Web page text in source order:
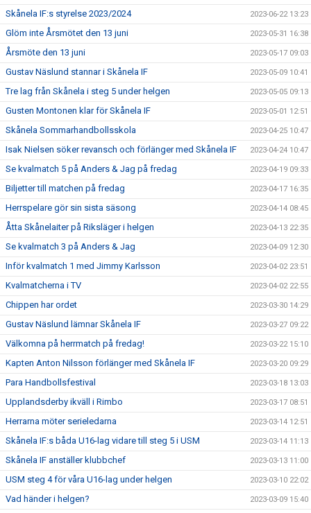
Skånela IF:s styrelse 2023/2024 2023-06-22 13:23
Glöm inte Årsmötet den 13 juni 2023-05-31 16:38
Årsmöte den 13 juni 2023-05-17 09:03
Gustav Näslund stannar i Skånela IF 2023-05-09 10:41
Tre lag från Skånela i steg 5 under helgen 2023-05-05 09:13
Gusten Montonen klar för Skånela IF 2023-05-01 12:51
Skånela Sommarhandbollsskola 2023-04-25 10:47
Isak Nielsen söker revansch och förlänger med Skånela IF 2023-04-24 10:47
Se kvalmatch 5 på Anders & Jag på fredag 2023-04-19 09:33
Biljetter till matchen på fredag 2023-04-17 16:35
Herrspelare gör sin sista säsong 2023-04-14 08:45
Åtta Skånelaiter på Riksläger i helgen 2023-04-13 22:35
Se kvalmatch 3 på Anders & Jag 2023-04-09 12:30
Inför kvalmatch 1 med Jimmy Karlsson 2023-04-02 23:51
Kvalmatcherna i TV 2023-04-02 22:55
Chippen har ordet 2023-03-30 14:29
Gustav Näslund lämnar Skånela IF 2023-03-27 09:22
Välkomna på herrmatch på fredag! 2023-03-22 15:10
Kapten Anton Nilsson förlänger med Skånela IF 2023-03-20 09:29
Para Handbollsfestival 2023-03-18 13:03
Upplandsderby ikväll i Rimbo 2023-03-17 08:51
Herrarna möter serieledarna 2023-03-14 12:51
Skånela IF:s båda U16-lag vidare till steg 5 i USM 2023-03-14 11:13
Skånela IF anställer klubbchef 2023-03-13 11:00
USM steg 4 för våra U16-lag under helgen 2023-03-10 22:02
Vad händer i helgen? 2023-03-09 15:40